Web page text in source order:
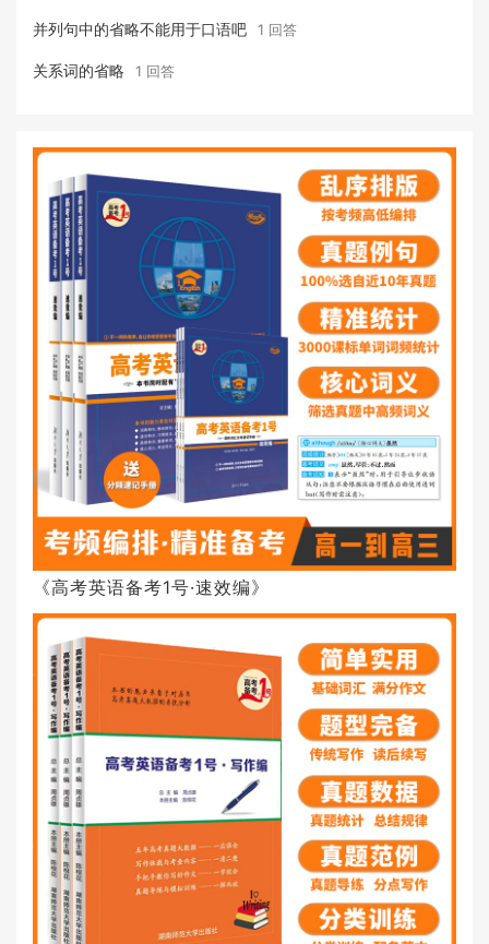
并列句中的省略不能用于口语吧 1 回答
关系词的省略 1 回答
《高考英语备考1号·速效编》